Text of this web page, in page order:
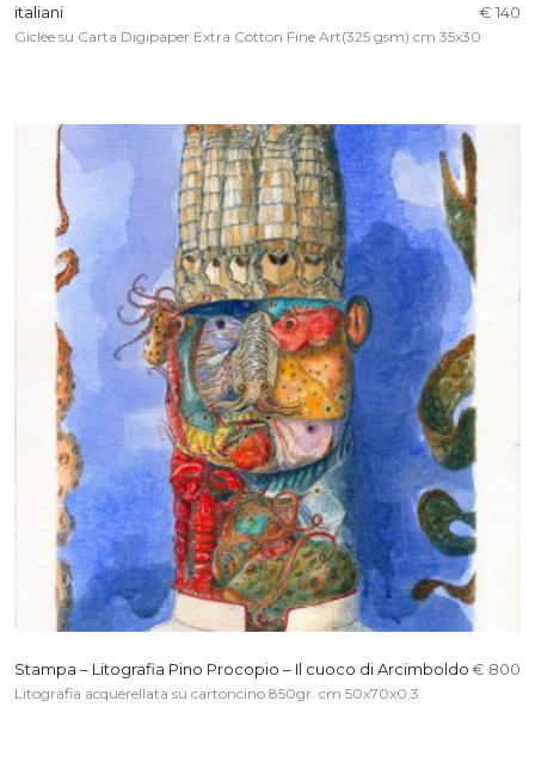
italiani
€ 140
Giclèe su Carta Digipaper Extra Cotton Fine Art(325 gsm) cm 35x30
Stampa – Litografia Pino Procopio – Il cuoco di Arcimboldo€ 800
Litografia acquerellata su cartoncino 850gr. cm 50x70x0.3